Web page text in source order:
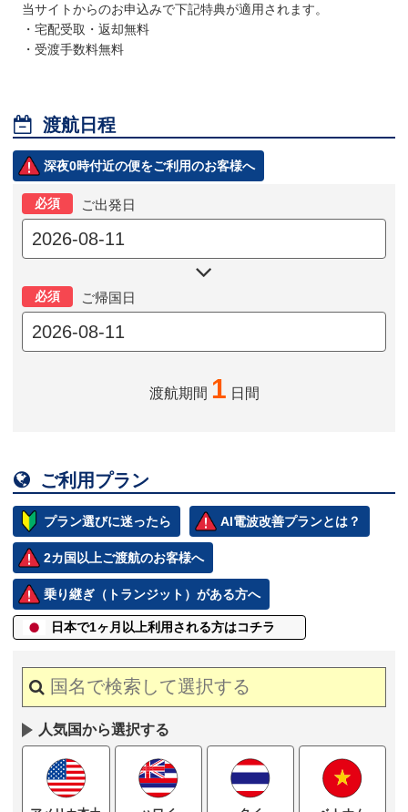
当サイトからのお申込みで下記特典が適用されます。
・宅配受取・返却無料
・受渡手数料無料
 渡航日程
深夜0時付近の便をご利用のお客様へ
必須 ご出発日

必須 ご帰国日
渡航期間 1 日間
 ご利用プラン
プラン選びに迷ったら AI電波改善プランとは？
2カ国以上ご渡航のお客様へ
乗り継ぎ（トランジット）がある方へ
日本で1ヶ月以上利用される方はコチラ
人気国から選択する